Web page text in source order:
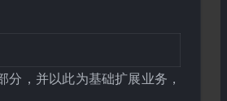
，并以此为基础扩展业务，